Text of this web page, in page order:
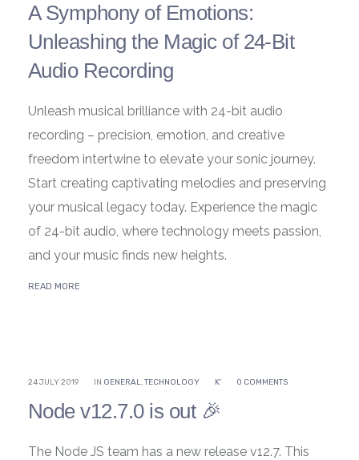
A Symphony of Emotions:
Unleashing the Magic of 24-Bit
Audio Recording
Unleash musical brilliance with 24-bit audio
recording – precision, emotion, and creative
freedom intertwine to elevate your sonic journey.
Start creating captivating melodies and preserving
your musical legacy today. Experience the magic
of 24-bit audio, where technology meets passion,
and your music finds new heights.
READ MORE
24 JULY 2019 IN GENERAL,TECHNOLOGY K' 0 COMMENTS
Node v12.7.0 is out 🎉
The Node JS team has a new release v12.7. This